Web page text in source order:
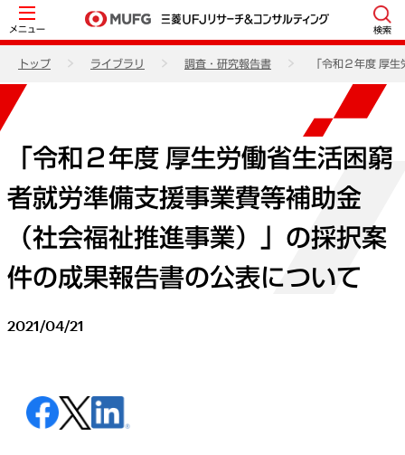
メニュー 検索
トップ ライブラリ 調査・研究報告書 「令和２年度 厚
「令和２年度 厚生労働省生活困窮
者就労準備支援事業費等補助金
（社会福祉推進事業）」の採択案
件の成果報告書の公表について
2021/04/21